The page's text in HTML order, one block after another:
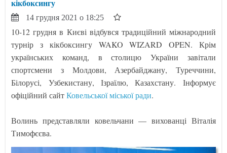
кікбоксингу
14 грудня 2021 о 18:25
10-12 грудня в Києві відбувся традиційний міжнародний
турнір з кікбоксингу WAKO WIZARD OPEN. Крім
українських команд, в столицю України завітали
спортсмени з Молдови, Азербайджану, Туреччини,
Білорусі, Узбекистану, Ізраїлю, Казахстану. Інформує
офіційний сайтКовельської міської ради.
Волинь представляли ковельчани — вихованці Віталія
Тимофєєва.